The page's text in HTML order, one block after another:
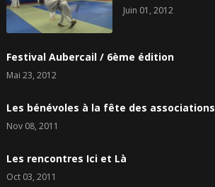
Juin 01, 2012
Festival Aubercail / 6ème édition
Mai 23, 2012
Les bénévoles à la fête des associations
Nov 08, 2011
Les rencontres Ici et Là
Oct 03, 2011